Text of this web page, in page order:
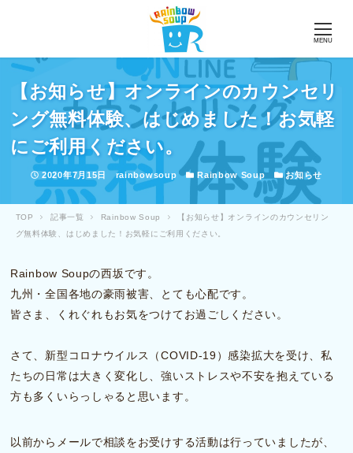
MENU
【お知らせ】オンラインのカウンセリ
ング無料体験、はじめました！お気軽
にご利用ください。
投稿日
2020年7月15日 著者
rainbowsoup カテゴリー
Rainbow Soup カテゴリー
お知らせ
TOP 記事一覧 Rainbow Soup
【お知らせ】オンラインのカウンセリン
グ無料体験、はじめました！お気軽にご利用ください。
Rainbow Soupの西坂です。
九州・全国各地の豪雨被害、とても心配です。
皆さま、くれぐれもお気をつけてお過ごしください。
さて、新型コロナウイルス（COVID-19）感染拡大を受け、私
たちの日常は大きく変化し、強いストレスや不安を抱えている
方も多くいらっしゃると思います。
以前からメールで相談をお受けする活動は行っていましたが、